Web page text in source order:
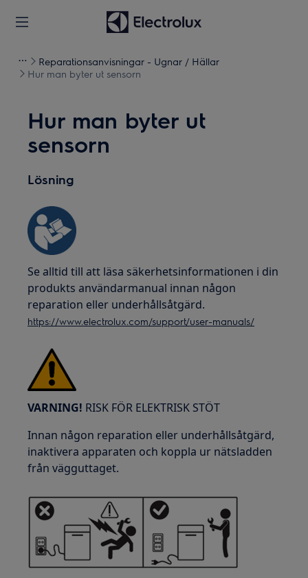
Reparationsanvisningar - Ugnar / Hällar
Hur man byter ut sensorn
Hur man byter ut
sensorn
Lösning
Se alltid till att läsa säkerhetsinformationen i din
produkts användarmanual innan någon
reparation eller underhållsåtgärd.
https://www.electrolux.com/support/user-manuals/
VARNING! RISK FÖR ELEKTRISK STÖT
Innan någon reparation eller underhållsåtgärd,
inaktivera apparaten och koppla ur nätsladden
från vägguttaget.